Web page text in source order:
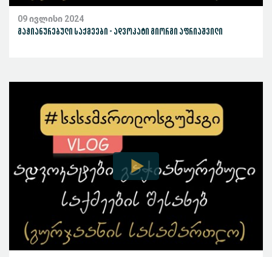
09 ივლისი 2024
გაჭიანურებული საქმეები - ადვოკატი გიორგი აფრიაშვილი